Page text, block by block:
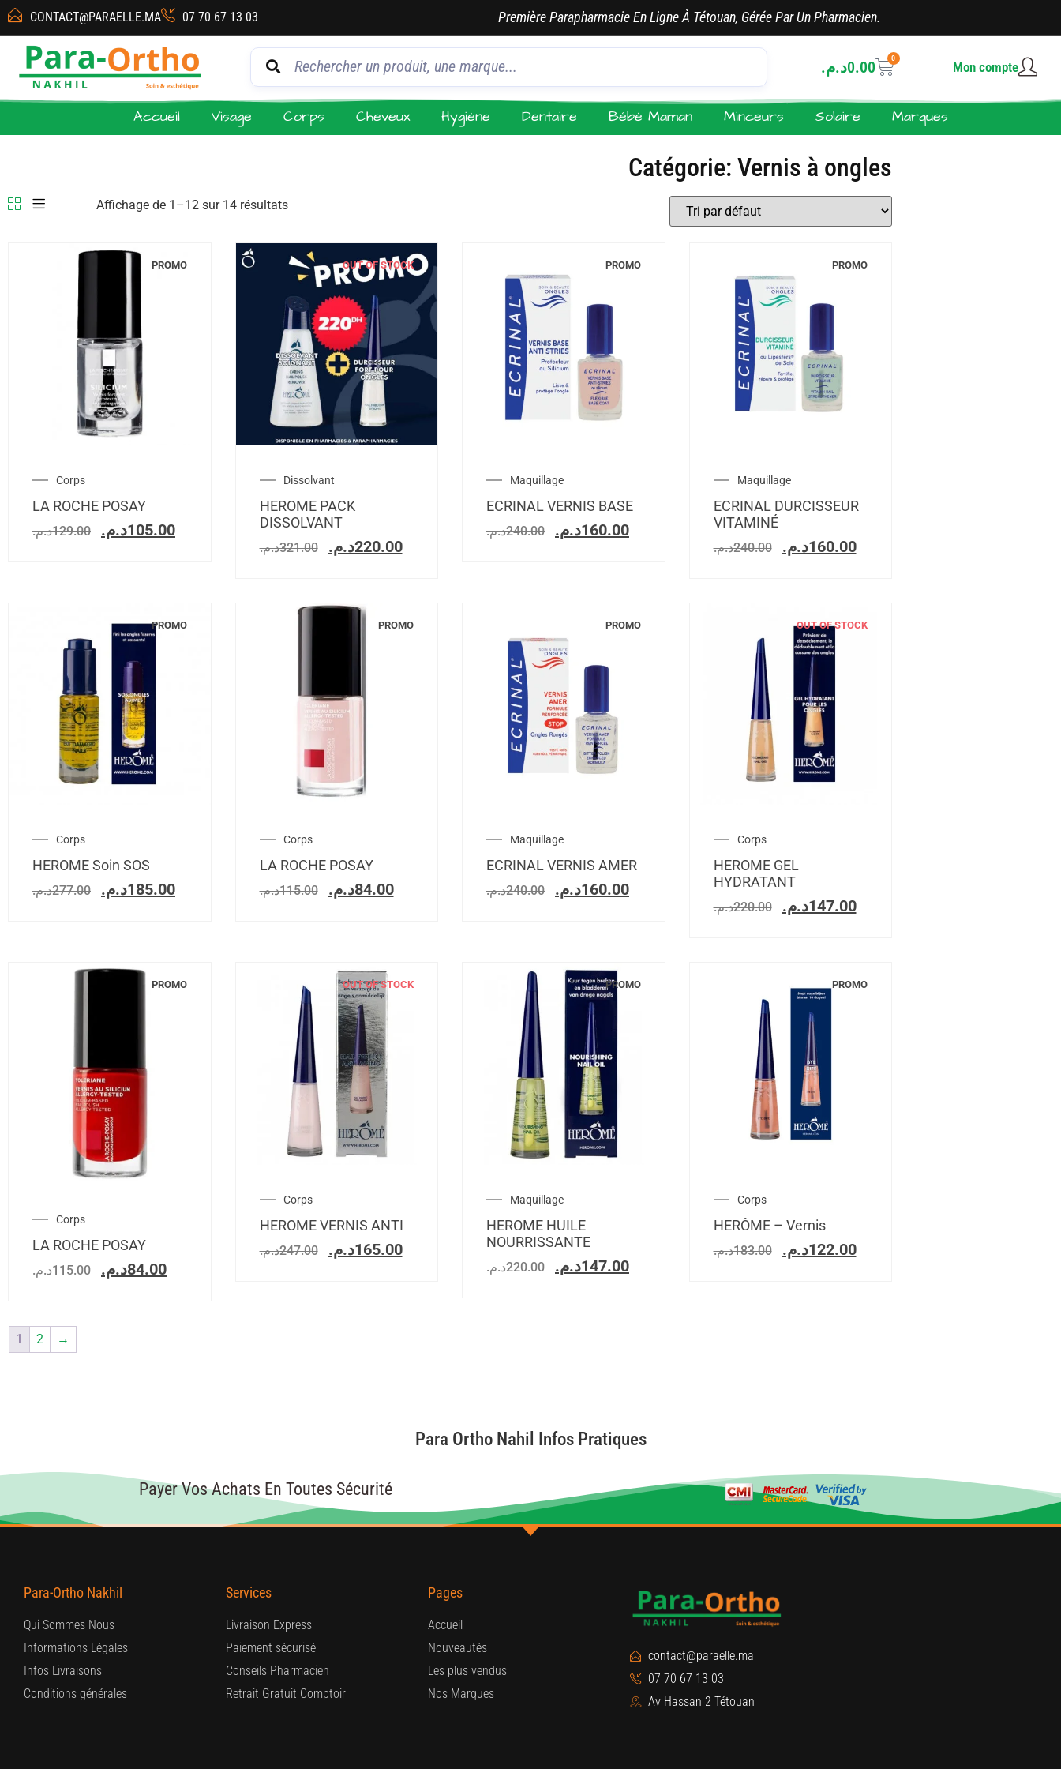
CONTACT@PARAELLE.MA 07 70 67 13 03 Première Parapharmacie En Ligne À Tétouan, Gérée Par Un Pharmacien.
0.00د.م. 0
Mon compte
Accueil Visage Corps Cheveux Hygiène Dentaire Bébé Maman Minceurs Solaire Marques
Catégorie: Vernis à ongles
Affichage de 1–12 sur 14 résultats
PROMO
Corps
LA ROCHE POSAY
129.00د.م. 105.00د.م.
OUT OF STOCK
Dissolvant
HEROME PACK
DISSOLVANT
321.00د.م. 220.00د.م.
PROMO
Maquillage
ECRINAL VERNIS BASE
240.00د.م. 160.00د.م.
PROMO
Maquillage
ECRINAL DURCISSEUR
VITAMINÉ
240.00د.م. 160.00د.م.
PROMO
Corps
HEROME Soin SOS
277.00د.م. 185.00د.م.
PROMO
Corps
LA ROCHE POSAY
115.00د.م. 84.00د.م.
PROMO
Maquillage
ECRINAL VERNIS AMER
240.00د.م. 160.00د.م.
OUT OF STOCK
Corps
HEROME GEL
HYDRATANT
220.00د.م. 147.00د.م.
PROMO
Corps
LA ROCHE POSAY
115.00د.م. 84.00د.م.
OUT OF STOCK
Corps
HEROME VERNIS ANTI
247.00د.م. 165.00د.م.
PROMO
Maquillage
HEROME HUILE
NOURRISSANTE
220.00د.م. 147.00د.م.
PROMO
Corps
HERÔME – Vernis
183.00د.م. 122.00د.م.
1 2 →
Para Ortho Nahil Infos Pratiques
Payer Vos Achats En Toutes Sécurité
Para-Ortho Nakhil
Qui Sommes Nous
Informations Légales
Infos Livraisons
Conditions générales
Services
Livraison Express
Paiement sécurisé
Conseils Pharmacien
Retrait Gratuit Comptoir
Pages
Accueil
Nouveautés
Les plus vendus
Nos Marques
contact@paraelle.ma
07 70 67 13 03
Av Hassan 2 Tétouan